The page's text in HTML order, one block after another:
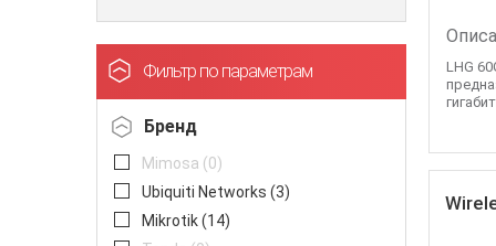
Фильтр по параметрам
Бренд
Mimosa (0)
Ubiquiti Networks (3)
Mikrotik (14)
LHG